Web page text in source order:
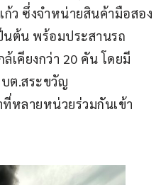
ก้ว ซึ่งจำหน่ายสินค้ามือสอง
นต้น พร้อมประสานรถ
เคียงกว่า 20 คัน โดยมี
ต.สระขวัญ
หลายหน่วยร่วมกันเข้า